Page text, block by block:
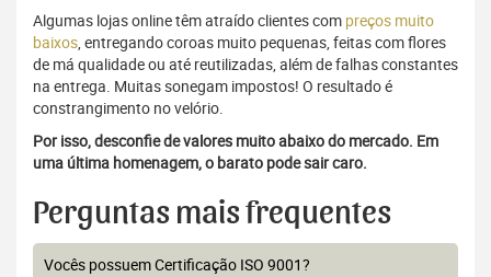
Algumas lojas online têm atraído clientes com preços muito
baixos, entregando coroas muito pequenas, feitas com flores
de má qualidade ou até reutilizadas, além de falhas constantes
na entrega. Muitas sonegam impostos! O resultado é
constrangimento no velório.
Por isso, desconfie de valores muito abaixo do mercado. Em
uma última homenagem, o barato pode sair caro.
Perguntas mais frequentes
Vocês possuem Certificação ISO 9001?